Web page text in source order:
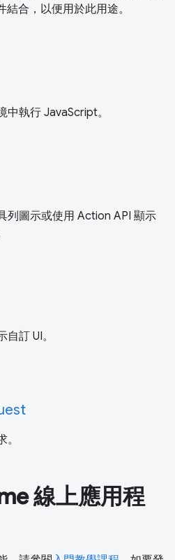
合，以便用於此用途。
中執行 JavaScript。
列圖示或使用 Action API 顯示
訂 UI。
線上應用程